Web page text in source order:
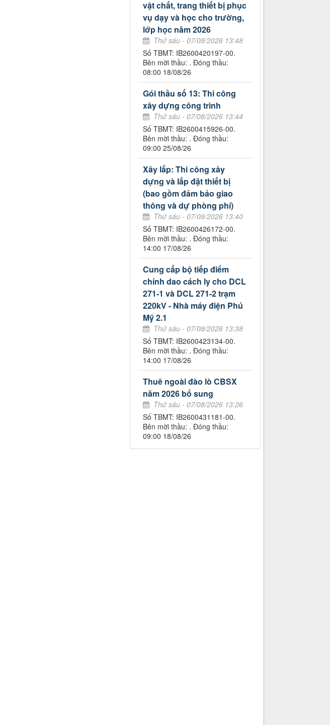
vật chất, trang thiết bị phục
vụ dạy và học cho trường,
lớp học năm 2026
Thứ sáu - 07/08/2026 13:48
Số TBMT: IB2600420197-00.
Bên mời thầu: . Đóng thầu:
08:00 18/08/26
Gói thầu số 13: Thi công
xây dựng công trình
Thứ sáu - 07/08/2026 13:44
Số TBMT: IB2600415926-00.
Bên mời thầu: . Đóng thầu:
09:00 25/08/26
Xây lắp: Thi công xây
dựng và lắp đặt thiết bị
(bao gồm đảm bảo giao
thông và dự phòng phí)
Thứ sáu - 07/08/2026 13:40
Số TBMT: IB2600426172-00.
Bên mời thầu: . Đóng thầu:
14:00 17/08/26
Cung cấp bộ tiếp điểm
chính dao cách ly cho DCL
271-1 và DCL 271-2 trạm
220kV - Nhà máy điện Phú
Mỹ 2.1
Thứ sáu - 07/08/2026 13:38
Số TBMT: IB2600423134-00.
Bên mời thầu: . Đóng thầu:
14:00 17/08/26
Thuê ngoài đào lò CBSX
năm 2026 bổ sung
Thứ sáu - 07/08/2026 13:26
Số TBMT: IB2600431181-00.
Bên mời thầu: . Đóng thầu:
09:00 18/08/26